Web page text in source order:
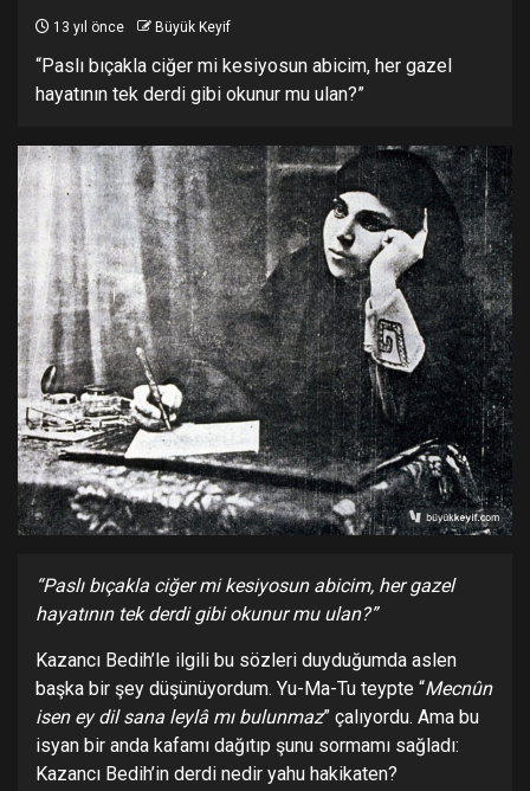
13 yıl önce Büyük Keyif
“Paslı bıçakla ciğer mi kesiyosun abicim, her gazel
hayatının tek derdi gibi okunur mu ulan?”
“Paslı bıçakla ciğer mi kesiyosun abicim, her gazel
hayatının tek derdi gibi okunur mu ulan?”
Kazancı Bedih’le ilgili bu sözleri duyduğumda aslen
başka bir şey düşünüyordum. Yu-Ma-Tu teypte “Mecnûn
isen ey dil sana leylâ mı bulunmaz” çalıyordu. Ama bu
isyan bir anda kafamı dağıtıp şunu sormamı sağladı:
Kazancı Bedih’in derdi nedir yahu hakikaten?